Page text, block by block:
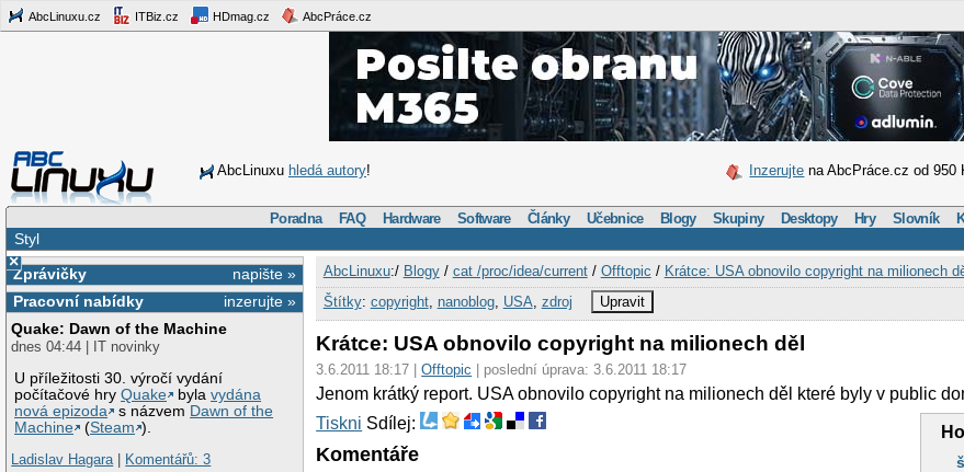
AbcLinuxu.cz ITBiz.cz HDmag.cz AbcPráce.cz
AbcLinuxu hledá autory! Inzerujte na AbcPráce.cz od 950
Poradna FAQ Hardware Software Články Učebnice Blogy Skupiny Desktopy Hry Slovník
Styl
×
napište »
Zprávičky
inzerujte »
Pracovní nabídky
Quake: Dawn of the Machine
dnes 04:44 | IT novinky
U příležitosti 30. výročí vydání
počítačové hryQuake bylavydána
nová epizoda
s názvem Dawn of the
Machine
(Steam ).
Ladislav Hagara| Komentářů: 3
AbcLinuxu:/ Blogy/ cat /proc/idea/current/ Offtopic / Krátce: USA obnovilo copyright na milionech
Štítky: copyright, nanoblog, USA zdroj Upravit
Krátce: USA obnovilo copyright na milionech děl
3.6.2011 18:17 |Offtopic | poslední úprava: 3.6.2011 18:17
Jenom krátký report. USA obnovilo copyright na milionech děl které byly v public
Tiskni Sdílej:
Komentáře